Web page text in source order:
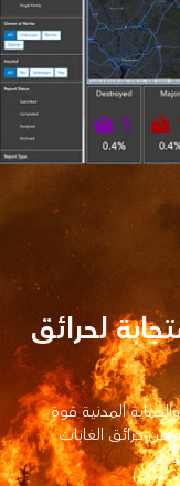
لحرائق
المدنية قوة
من حرائق الغابات